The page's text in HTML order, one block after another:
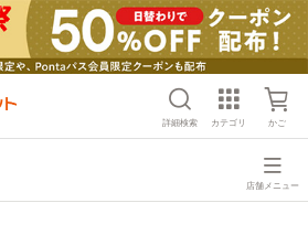
詳細検索 カテゴリ かご
店舗メニュー